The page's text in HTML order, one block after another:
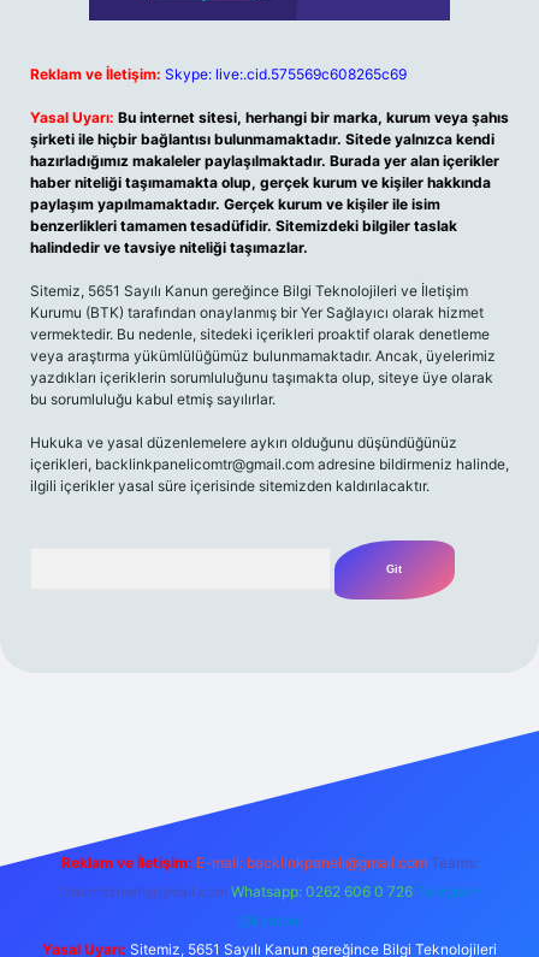
Reklam ve İletişim: Skype: live:.cid.575569c608265c69
Yasal Uyarı: Bu internet sitesi, herhangi bir marka, kurum veya şahıs
şirketi ile hiçbir bağlantısı bulunmamaktadır. Sitede yalnızca kendi
hazırladığımız makaleler paylaşılmaktadır. Burada yer alan içerikler
haber niteliği taşımamakta olup, gerçek kurum ve kişiler hakkında
paylaşım yapılmamaktadır. Gerçek kurum ve kişiler ile isim
benzerlikleri tamamen tesadüfidir. Sitemizdeki bilgiler taslak
halindedir ve tavsiye niteliği taşımazlar.
Sitemiz, 5651 Sayılı Kanun gereğince Bilgi Teknolojileri ve İletişim
Kurumu (BTK) tarafından onaylanmış bir Yer Sağlayıcı olarak hizmet
vermektedir. Bu nedenle, sitedeki içerikleri proaktif olarak denetleme
veya araştırma yükümlülüğümüz bulunmamaktadır. Ancak, üyelerimiz
yazdıkları içeriklerin sorumluluğunu taşımakta olup, siteye üye olarak
bu sorumluluğu kabul etmiş sayılırlar.
Hukuka ve yasal düzenlemelere aykırı olduğunu düşündüğünüz
içerikleri, backlinkpanelicomtr@gmail.com adresine bildirmeniz halinde,
ilgili içerikler yasal süre içerisinde sitemizden kaldırılacaktır.
m elexbet
Reklam ve İletişim: E-mail: backlinkpaneli@gmail.com Teams:
forumhizmeti@gmail.com Whatsapp: 0262 606 0 726 Telegram:
@karabul
Yasal Uyarı: Sitemiz, 5651 Sayılı Kanun gereğince Bilgi Teknolojileri